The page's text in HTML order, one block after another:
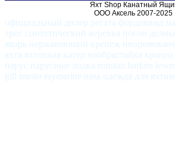
Яхт Shop Канатный
ООО Аксель 2007-2025
официальный дилер регата фордевинд
трос синтетический веревка погон
якорь нержавеющий крепеж
яхта яхтенная катер необрастайка
парус парусные лодка ronstan harken
gill musto raymarine nasa одежда для